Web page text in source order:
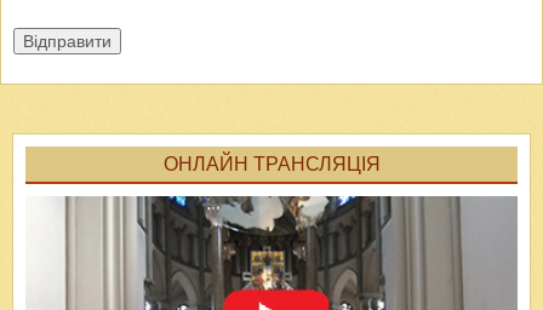
Відправити
ОНЛАЙН ТРАНСЛЯЦІЯ